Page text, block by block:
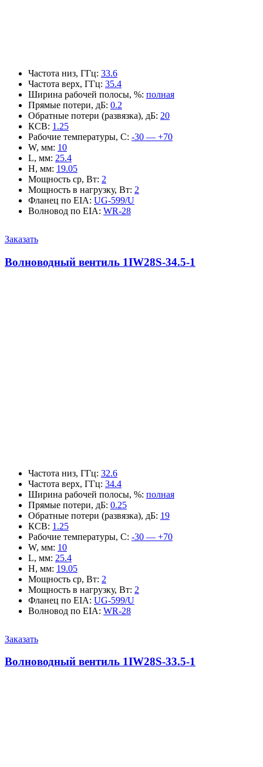
Частота низ, ГГц: 33.6
Частота верх, ГГц: 35.4
Ширина рабочей полосы, %: полная
Прямые потери, дБ: 0.2
Обратные потери (развязка), дБ: 20
КСВ: 1.25
Рабочие температуры, С: -30 — +70
W, мм: 10
L, мм: 25.4
H, мм: 19.05
Мощность ср, Вт: 2
Мощность в нагрузку, Вт: 2
Фланец по EIA: UG-599/U
Волновод по EIA: WR-28
Заказать
Волноводный вентиль 1IW28S-34.5-1
Частота низ, ГГц: 32.6
Частота верх, ГГц: 34.4
Ширина рабочей полосы, %: полная
Прямые потери, дБ: 0.25
Обратные потери (развязка), дБ: 19
КСВ: 1.25
Рабочие температуры, С: -30 — +70
W, мм: 10
L, мм: 25.4
H, мм: 19.05
Мощность ср, Вт: 2
Мощность в нагрузку, Вт: 2
Фланец по EIA: UG-599/U
Волновод по EIA: WR-28
Заказать
Волноводный вентиль 1IW28S-33.5-1